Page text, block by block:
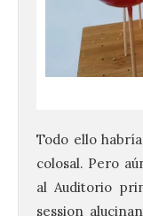
Todo ello
colosal. Pero
al Auditorio
session